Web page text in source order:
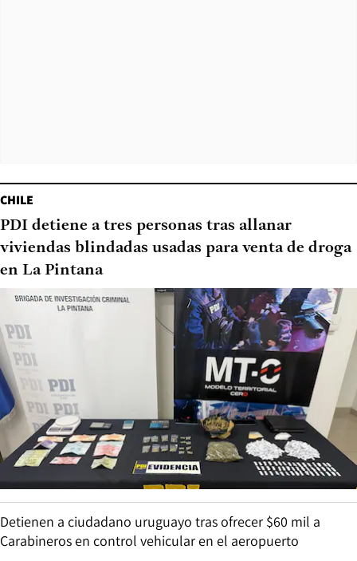
CHILE
PDI detiene a tres personas tras allanar
viviendas blindadas usadas para venta de droga
en La Pintana
Detienen a ciudadano uruguayo tras ofrecer $60 mil a
Carabineros en control vehicular en el aeropuerto